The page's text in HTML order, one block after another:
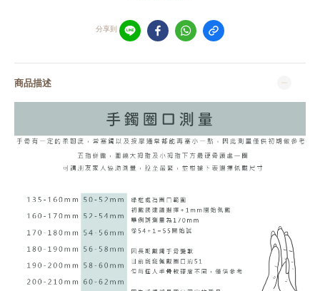
分享到
商品描述